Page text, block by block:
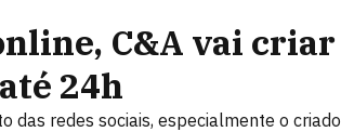
C&A vai criar
24h
das redes sociais, especialmente o